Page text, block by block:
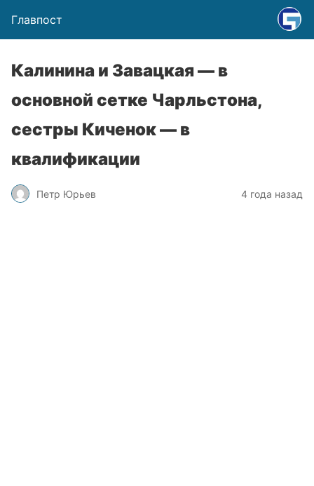
Главпост
Калинина и Завацкая — в
основной сетке Чарльстона,
сестры Киченок — в
квалификации
Петр Юрьев 4 года назад